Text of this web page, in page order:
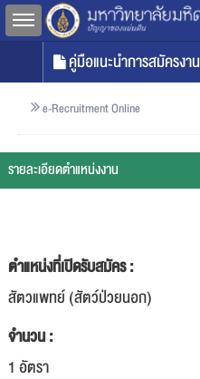
Toggle sidebar
คู่มือแนะนำการสมัครงาน
e-Recruitment Online
รายละเอียดตำแหน่งงาน
ตำแหน่งที่เปิดรับสมัคร :
สัตวแพทย์ (สัตว์ป่วยนอก)
จำนวน :
1 อัตรา